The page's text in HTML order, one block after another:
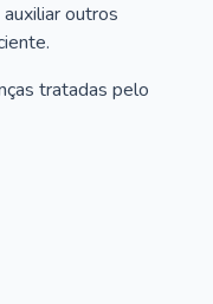
outros
tratadas pelo